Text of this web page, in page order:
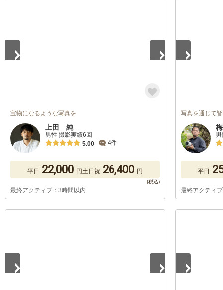
宝物になるような写真を
上田 純
男性 撮影実績6回
5.00
4件
平日 22,000 円土日祝 26,400 円
最終アクティブ：3時間以内
写真を通じて
男
平日
最終アクティ